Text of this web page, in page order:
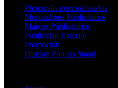
Photocalls personalizados
Mostradores Publicitarios
Marcos Publicitarios
Publicidad Exterior
Promoción
Display Pop-up Stand